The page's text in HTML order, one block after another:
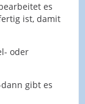
es
ist, damit
oder
gibt es